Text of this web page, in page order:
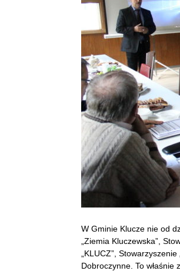
W Gminie Klucze nie od
„Ziemia Kluczewska”,
„KLUCZ”,
Dobroczynne. To